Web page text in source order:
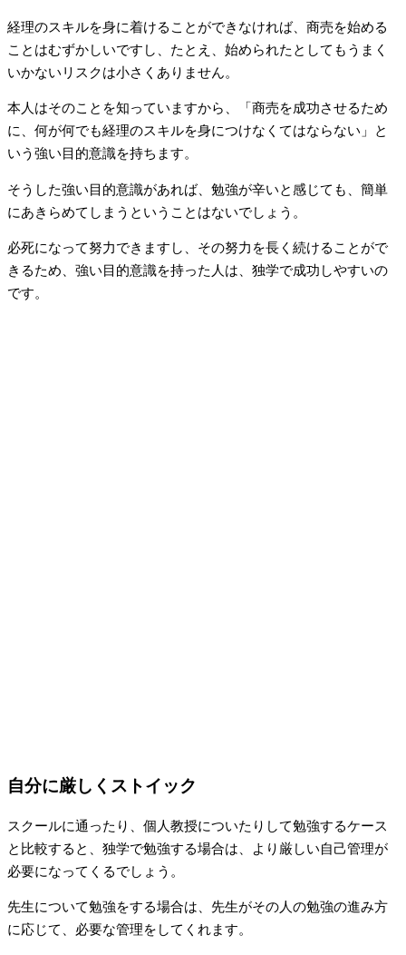
経理のスキルを身に着けることができなければ、商売を始める
ことはむずかしいですし、たとえ、始められたとしてもうまく
いかないリスクは小さくありません。
本人はそのことを知っていますから、「商売を成功させるため
に、何が何でも経理のスキルを身につけなくてはならない」と
いう強い目的意識を持ちます。
そうした強い目的意識があれば、勉強が辛いと感じても、簡単
にあきらめてしまうということはないでしょう。
必死になって努力できますし、その努力を長く続けることがで
きるため、強い目的意識を持った人は、独学で成功しやすいの
です。
自分に厳しくストイック
スクールに通ったり、個人教授についたりして勉強するケース
と比較すると、独学で勉強する場合は、より厳しい自己管理が
必要になってくるでしょう。
先生について勉強をする場合は、先生がその人の勉強の進み方
に応じて、必要な管理をしてくれます。